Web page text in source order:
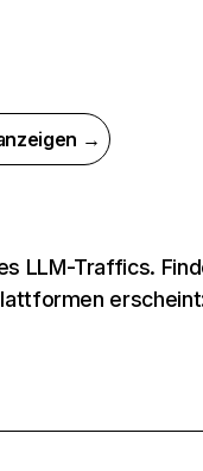
→
LLM-Traffics.